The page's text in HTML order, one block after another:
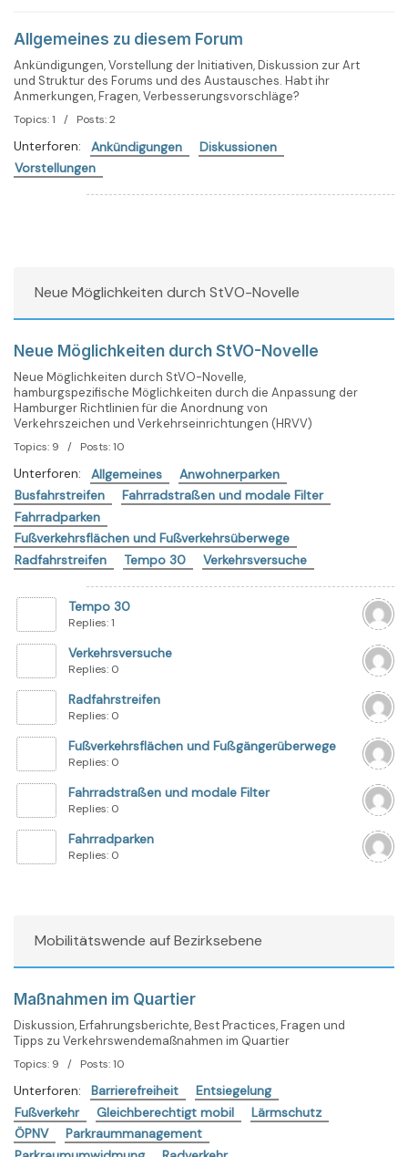
Allgemeines zu diesem Forum
Ankündigungen, Vorstellung der Initiativen, Diskussion zur Art
und Struktur des Forums und des Austausches. Habt ihr
Anmerkungen, Fragen, Verbesserungsvorschläge?
Topics: 1 / Posts: 2
Unterforen: Ankündigungen
Diskussionen
Vorstellungen
Neue Möglichkeiten durch StVO-Novelle
Neue Möglichkeiten durch StVO-Novelle
Neue Möglichkeiten durch StVO-Novelle,
hamburgspezifische Möglichkeiten durch die Anpassung der
Hamburger Richtlinien für die Anordnung von
Verkehrszeichen und Verkehrseinrichtungen (HRVV)
Topics: 9 / Posts: 10
Unterforen: Allgemeines
Anwohnerparken
Busfahrstreifen
Fahrradstraßen und modale Filter
Fahrradparken
Fußverkehrsflächen und Fußverkehrsüberwege
Radfahrstreifen
Tempo 30 Verkehrsversuche
Tempo 30
Replies: 1
Verkehrsversuche
Replies: 0
Radfahrstreifen
Replies: 0
Fußverkehrsflächen und Fußgängerüberwege
Replies: 0
Fahrradstraßen und modale Filter
Replies: 0
Fahrradparken
Replies: 0
Mobilitätswende auf Bezirksebene
Maßnahmen im Quartier
Diskussion, Erfahrungsberichte, Best Practices, Fragen und
Tipps zu Verkehrswendemaßnahmen im Quartier
Topics: 9 / Posts: 10
Unterforen: Barrierefreiheit
Entsiegelung
Fußverkehr
Gleichberechtigt mobil
Lärmschutz
ÖPNV
Parkraummanagement